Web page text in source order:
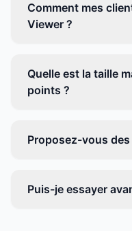
Comment mes
Viewer ?
Quelle est la taille
points ?
Proposez-vous
Puis-je essayer